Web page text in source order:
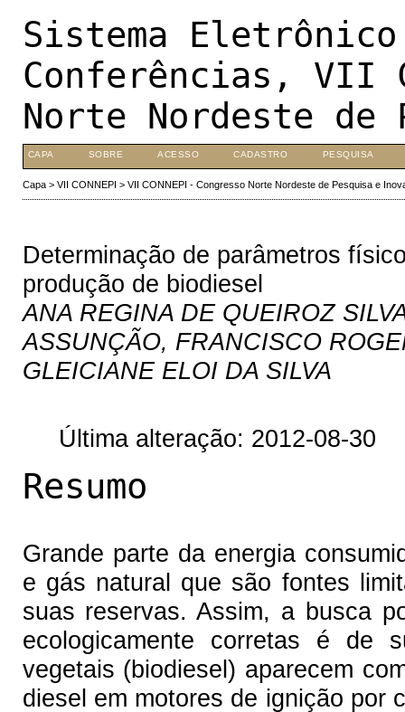
Sistema
Conferências, VII
Norte Nordeste de
CAPA SOBRE ACESSO CADASTRO PESQUISA
Capa> VII CONNEPI > VII CONNEPI - Congresso Norte Nordeste de Pesquisa e
Determinação de parâmetros
produção de biodiesel
ANA REGINA DE QUEIROZ
ASSUNÇÃO, FRANCISCO
GLEICIANE ELOI DA SILVA
Última alteração: 2012-08-30
Resumo
Grande parte da energia
e gás natural que são fontes
suas reservas. Assim, a busca
ecologicamente corretas é de
vegetais (biodiesel) aparecem
diesel em motores de ignição por